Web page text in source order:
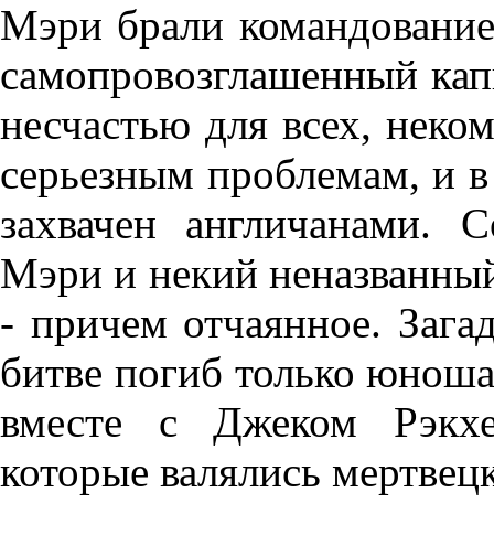
Мэри брали
самопровозглашенный
несчастью для всех,
серьезным проблемам, и
захвачен англичанами.
Мэри и некий
- причем отчаянное.
битве погиб только
вместе с Джеком
которые валялись